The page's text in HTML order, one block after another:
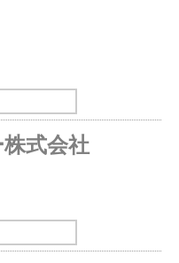
式会社